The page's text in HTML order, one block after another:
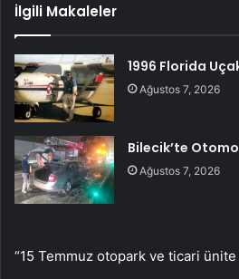
İlgili Makaleler
1996 Florida
Ağustos 7, 2026
Bilecik’te
Ağustos 7, 2026
“15 Temmuz otopark ve ticari